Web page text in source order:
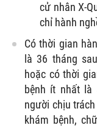
cử nhân X-
chỉ hành
Có thời gian
là 36 tháng
hoặc có thời
bệnh ít nhất là
người chịu
khám bệnh,